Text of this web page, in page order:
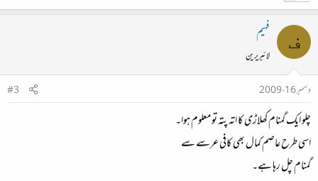
ف فہیم
لائبریرین
دسمبر 16، 2009
#3
چلو ایک گمنام کھلاڑی کا اتہ پتہ تو معلوم ہوا۔
اسی طرح عاصم کمال بھی کافی عرسے سے
گمنام چل رہا ہے۔